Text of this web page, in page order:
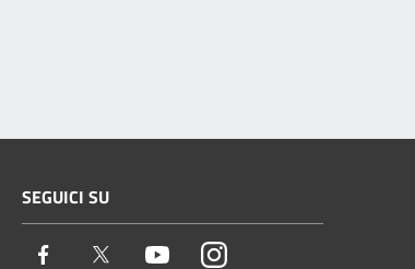
SEGUICI SU
Facebook Twitter YoutubeInstagram